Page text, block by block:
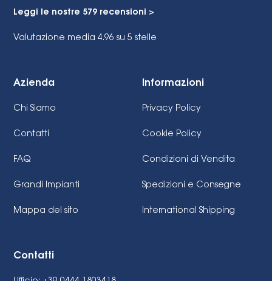
Leggi le nostre 579 recensioni >
Valutazione media 4.96 su 5 stelle
Azienda
Chi Siamo
Contatti
FAQ
Grandi Impianti
Mappa del sito
Informazioni
Privacy Policy
Cookie Policy
Condizioni di Vendita
Spedizioni e Consegne
International Shipping
Contatti